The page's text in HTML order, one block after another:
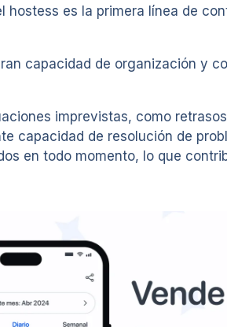
es la primera línea de
capacidad de organización y
imprevistas, como
capacidad de resolución de
en todo momento, lo que